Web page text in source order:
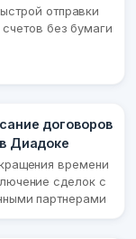
отправки
счетов без бумаги
договоров
в Диадоке
времени
сделок с
партнерами